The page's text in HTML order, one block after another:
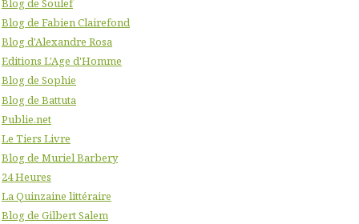
Blog de Soulef
Blog de Fabien Clairefond
Blog d'Alexandre Rosa
Editions L'Age d'Homme
Blog de Sophie
Blog de Battuta
Publie.net
Le Tiers Livre
Blog de Muriel Barbery
24 Heures
La Quinzaine littéraire
Blog de Gilbert Salem